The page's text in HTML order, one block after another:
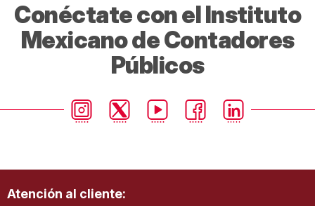
Conéctate con el Instituto
Mexicano de Contadores
Públicos
Atención al cliente: